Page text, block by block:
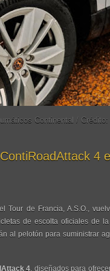
Continental / Crédito:
4
Tour de Francia, A.S.O.,
de escolta oficiales de
al pelotón para suministrar
4 , diseñados para